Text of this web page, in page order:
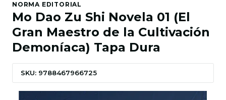
NORMA EDITORIAL
Mo Dao Zu Shi Novela 01 (El
Gran Maestro de la Cultivación
Demoníaca) Tapa Dura
SKU: 9788467966725